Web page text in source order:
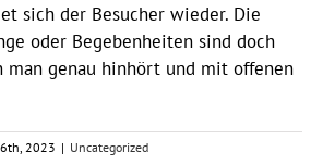
sich der Besucher wieder. Die
oder Begebenheiten sind doch
man genau hinhört und mit offenen
2023 | Uncategorized